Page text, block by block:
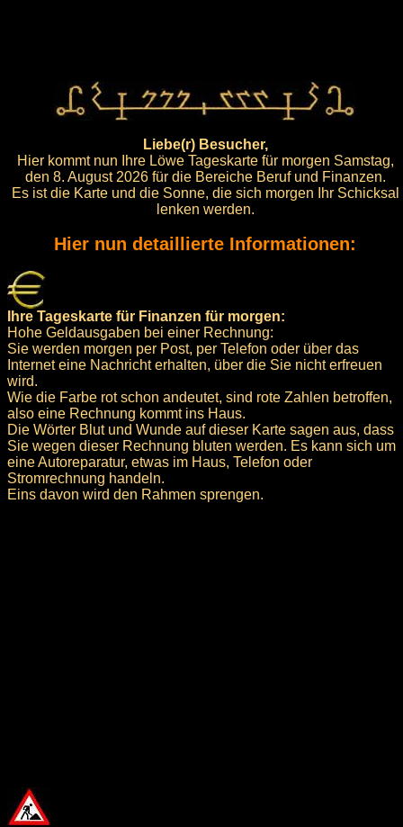
Liebe(r) Besucher,
Hier kommt nun Ihre Löwe Tageskarte für morgen Samstag,
den 8. August 2026 für die Bereiche Beruf und Finanzen.
Es ist die Karte und die Sonne, die sich morgen Ihr Schicksal
lenken werden.
Hier nun detaillierte Informationen:
Ihre Tageskarte für Finanzen für morgen:
Hohe Geldausgaben bei einer Rechnung:
Sie werden morgen per Post, per Telefon oder über das
Internet eine Nachricht erhalten, über die Sie nicht erfreuen
wird.
Wie die Farbe rot schon andeutet, sind rote Zahlen betroffen,
also eine Rechnung kommt ins Haus.
Die Wörter Blut und Wunde auf dieser Karte sagen aus, dass
Sie wegen dieser Rechnung bluten werden. Es kann sich um
eine Autoreparatur, etwas im Haus, Telefon oder
Stromrechnung handeln.
Eins davon wird den Rahmen sprengen.